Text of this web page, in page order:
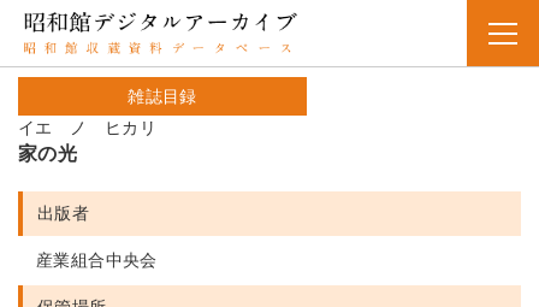
雑誌目録
イエ ノ ヒカリ
家の光
出版者
産業組合中央会